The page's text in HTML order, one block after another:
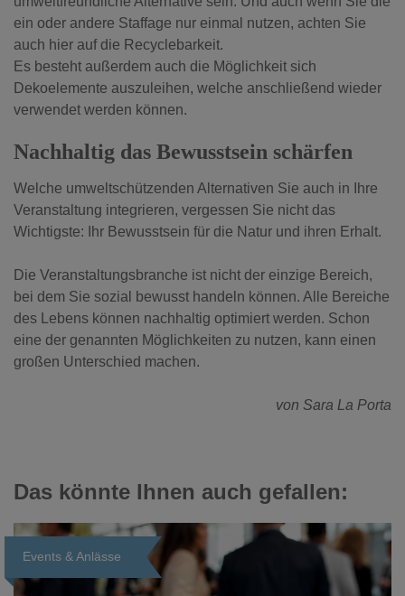
ein oder andere Staffage nur einmal nutzen, achten Sie
auch hier auf die Recyclebarkeit.
Es besteht außerdem auch die Möglichkeit sich
Dekoelemente auszuleihen, welche anschließend wieder
verwendet werden können.
Nachhaltig das Bewusstsein schärfen
Welche umweltschützenden Alternativen Sie auch in Ihre
Veranstaltung integrieren, vergessen Sie nicht das
Wichtigste: Ihr Bewusstsein für die Natur und ihren Erhalt.
Die Veranstaltungsbranche ist nicht der einzige Bereich,
bei dem Sie sozial bewusst handeln können. Alle Bereiche
des Lebens können nachhaltig optimiert werden. Schon
eine der genannten Möglichkeiten zu nutzen, kann einen
großen Unterschied machen.
von Sara La Porta
Das könnte Ihnen auch gefallen:
Events & Anlässe